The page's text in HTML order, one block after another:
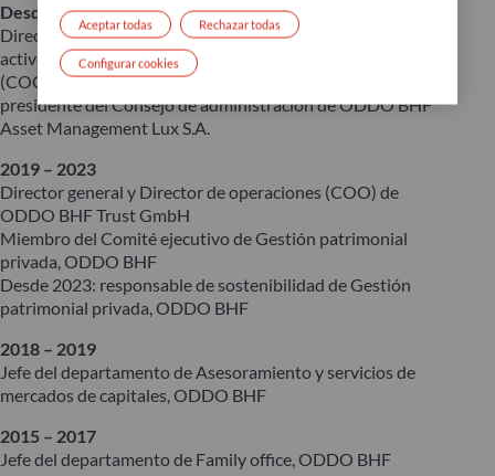
Desde 2024
Director de operaciones (COO) global de Gestión de
activos del grupo ODDO BHF, director de operaciones
(COO) de ODDO BHF Asset Management GmbH y
presidente del Consejo de administración de ODDO BHF
Asset Management Lux S.A.
2019 – 2023
Director general y Director de operaciones (COO) de
ODDO BHF Trust GmbH
Miembro del Comité ejecutivo de Gestión patrimonial
privada, ODDO BHF
Desde 2023: responsable de sostenibilidad de Gestión
patrimonial privada, ODDO BHF
2018 – 2019
Jefe del departamento de Asesoramiento y servicios de
mercados de capitales, ODDO BHF
2015 – 2017
Jefe del departamento de Family office, ODDO BHF
Rechazar todas
Aceptar todas
Configurar cookies